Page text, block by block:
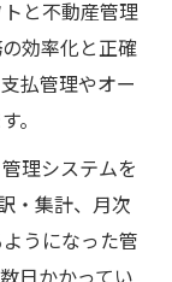
と不動産管理
効率化と正確
払管理やオー
。
理システムを
・集計、月次
うになった管